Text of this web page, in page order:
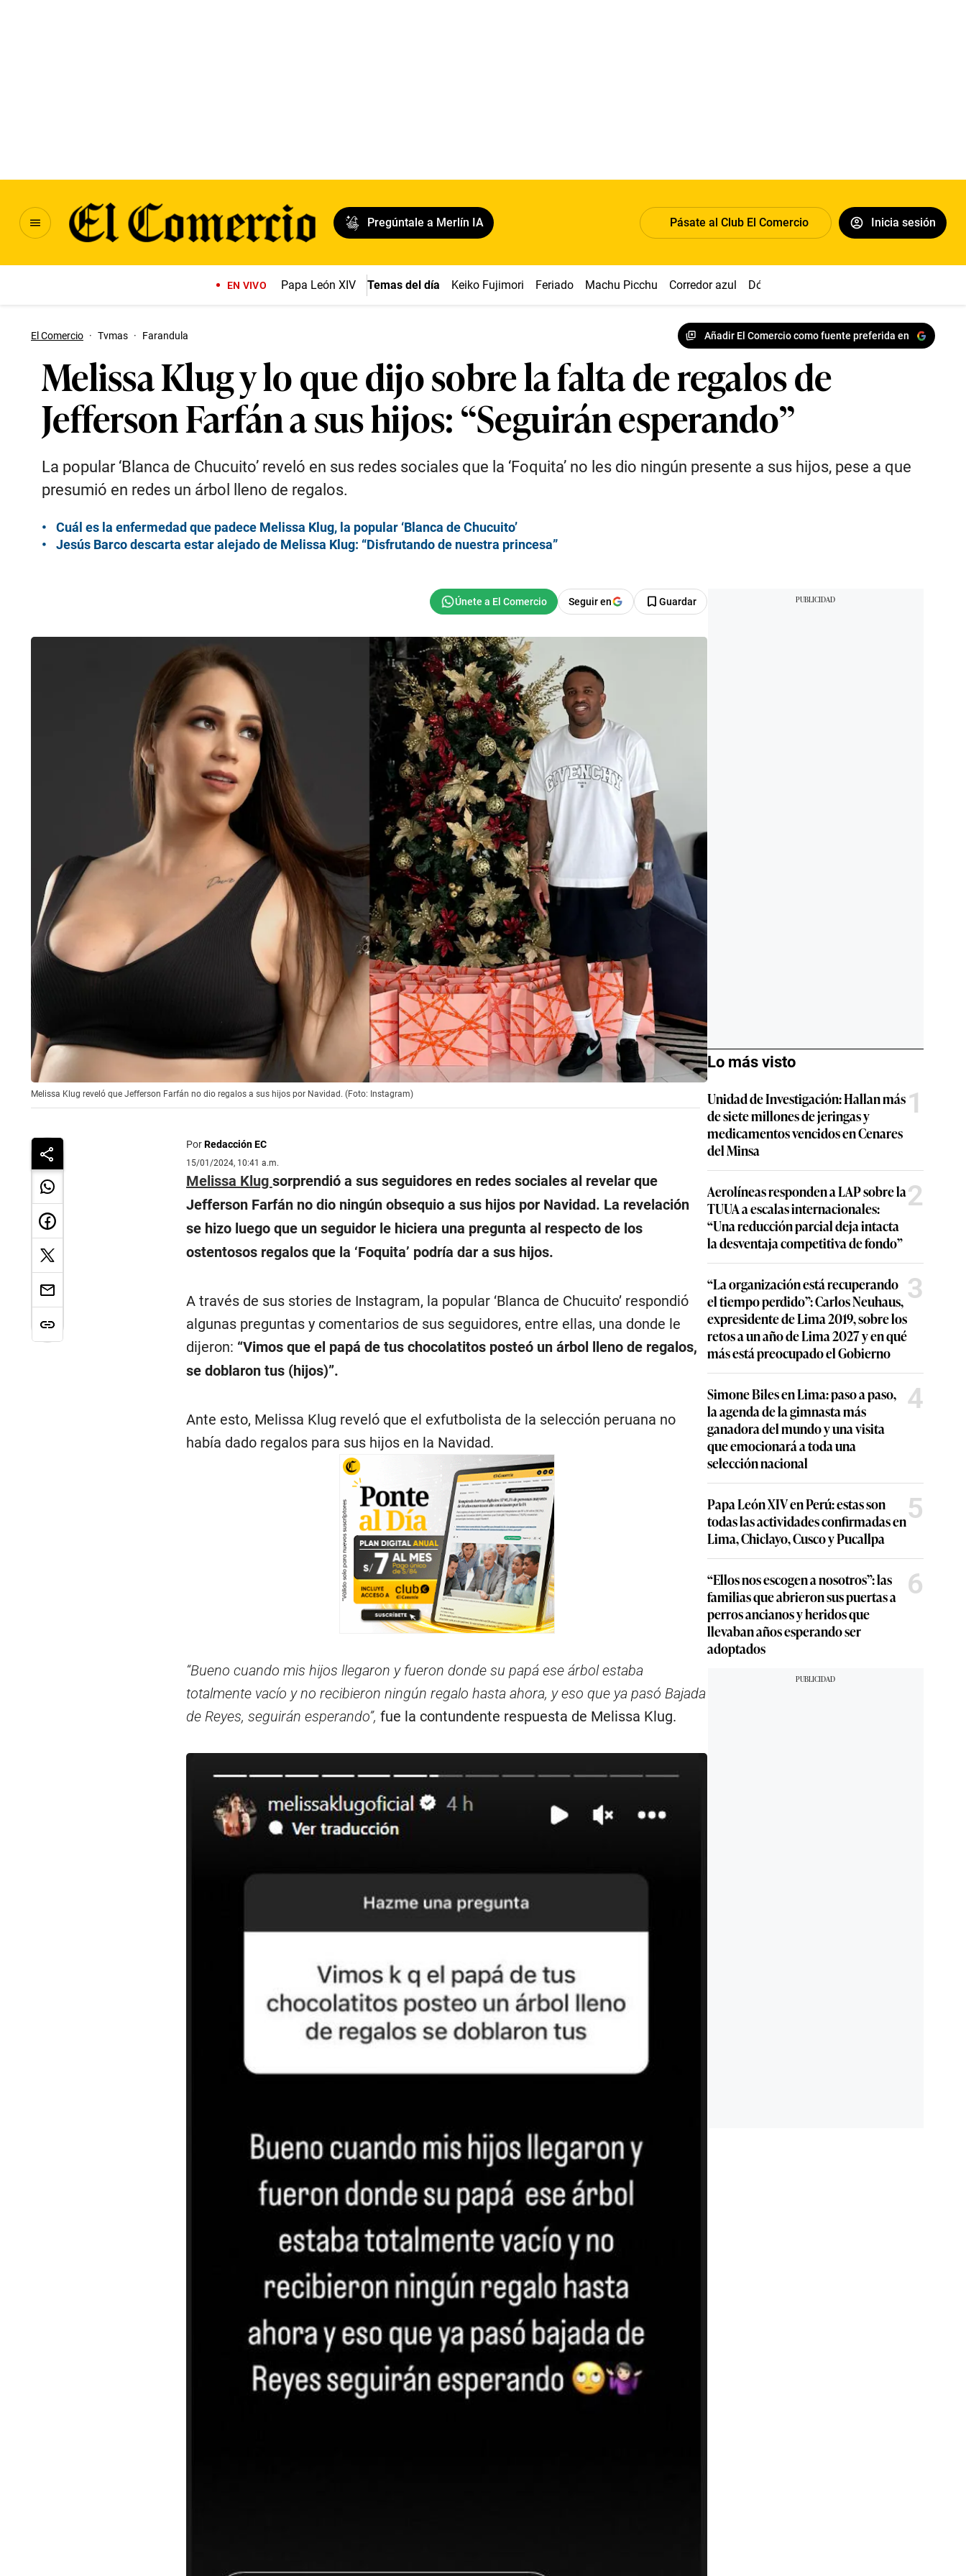
Pregúntale a Merlín IA Pásate al Club El Comercio Inicia sesión
EN VIVO Papa León XIV Temas del día Keiko Fujimori Feriado Machu Picchu Corredor azul Dólar
El Comercio · Tvmas · Farandula Añadir El Comercio como fuente preferida en
Melissa Klug y lo que dijo sobre la falta de regalos de
Jefferson Farfán a sus hijos: “Seguirán esperando”
La popular ‘Blanca de Chucuito’ reveló en sus redes sociales que la ‘Foquita’ no les dio ningún presente a sus hijos, pese a que
presumió en redes un árbol lleno de regalos.
Cuál es la enfermedad que padece Melissa Klug, la popular ‘Blanca de Chucuito’
Jesús Barco descarta estar alejado de Melissa Klug: “Disfrutando de nuestra princesa”
Seguir en Guardar
Melissa Klug reveló que Jefferson Farfán no dio regalos a sus hijos por Navidad. (Foto: Instagram)
PorRedacción EC
15/01/2024, 10:41 a.m.
Melissa Klug sorprendió a sus seguidores en redes sociales al revelar que
Jefferson Farfán no dio ningún obsequio a sus hijos por Navidad. La revelación
se hizo luego que un seguidor le hiciera una pregunta al respecto de los
ostentosos regalos que la ‘Foquita’ podría dar a sus hijos.
A través de sus stories de Instagram, la popular ‘Blanca de Chucuito’ respondió
algunas preguntas y comentarios de sus seguidores, entre ellas, una donde le
dijeron: “Vimos que el papá de tus chocolatitos posteó un árbol lleno de regalos,
se doblaron tus (hijos)”.
Ante esto, Melissa Klug reveló que el exfutbolista de la selección peruana no
había dado regalos para sus hijos en la Navidad.
“Bueno cuando mis hijos llegaron y fueron donde su papá ese árbol estaba
totalmente vacío y no recibieron ningún regalo hasta ahora, y eso que ya pasó Bajada
de Reyes, seguirán esperando”, fue la contundente respuesta de Melissa Klug.
Lo más visto
Unidad de Investigación: Hallan más
de siete millones de jeringas y
medicamentos vencidos en Cenares
del Minsa
1
Aerolíneas responden a LAP sobre la
TUUA a escalas internacionales:
“Una reducción parcial deja intacta
la desventaja competitiva de fondo”
2
“La organización está recuperando
el tiempo perdido”: Carlos Neuhaus,
expresidente de Lima 2019, sobre los
retos a un año de Lima 2027 y en qué
más está preocupado el Gobierno
3
Simone Biles en Lima: paso a paso,
la agenda de la gimnasta más
ganadora del mundo y una visita
que emocionará a toda una
selección nacional
4
Papa León XIV en Perú: estas son
todas las actividades confirmadas en
Lima, Chiclayo, Cusco y Pucallpa
5
“Ellos nos escogen a nosotros”: las
familias que abrieron sus puertas a
perros ancianos y heridos que
llevaban años esperando ser
adoptados
6